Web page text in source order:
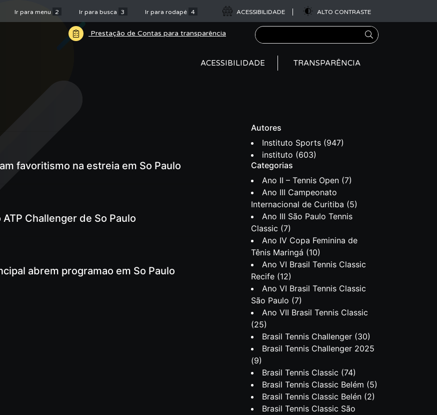
Ir para menu 2 Ir para busca 3 Ir para rodapé 4 ACESSIBILIDADE ALTO CONTRASTE
Prestação de Contas para transparência Pesquisar
ACESSIBILIDADE TRANSPARÊNCIA
favoritismo na estreia em So Paulo
Challenger de So Paulo
abrem programao em So Paulo
Autores
Instituto Sports (947)
instituto (603)
Categorias
Ano II – Tennis Open (7)
Ano III Campeonato
Internacional de Curitiba (5)
Ano III São Paulo Tennis
Classic (7)
Ano IV Copa Feminina de
Tênis Maringá (10)
Ano VI Brasil Tennis Classic
Recife (12)
Ano VI Brasil Tennis Classic
São Paulo (7)
Ano VII Brasil Tennis Classic
(25)
Brasil Tennis Challenger (30)
Brasil Tennis Challenger 2025
(9)
Brasil Tennis Classic (74)
Brasil Tennis Classic Belém (5)
Brasil Tennis Classic Belén (2)
Brasil Tennis Classic São